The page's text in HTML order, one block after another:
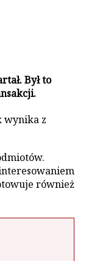
Był to
wynika z
również